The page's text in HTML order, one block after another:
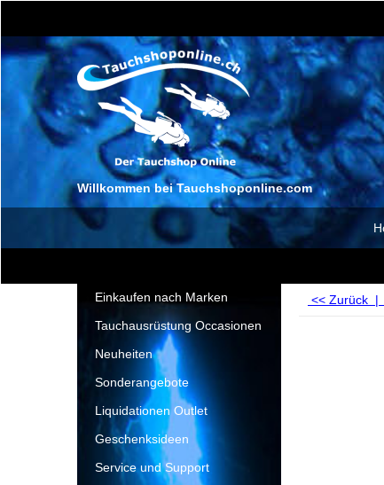
Willkommen bei Tauchshoponline.com
Einkaufen nach Marken
Tauchausrüstung Occasionen
Neuheiten
Sonderangebote
Liquidationen Outlet
Geschenksideen
Service und Support
<< Zurück |